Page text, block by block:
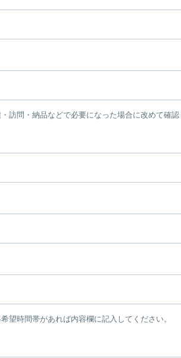
訪問・納品などで必要になった場合に改めて確
望時間帯があれば内容欄に記入してください。